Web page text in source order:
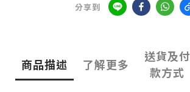
分享到
商品描述 了解更多
送貨及付
款方式